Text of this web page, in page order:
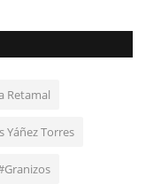
Retamal
Yáñez Torres